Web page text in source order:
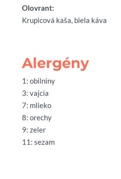
Olovrant:
Krupicová kaša, biela káva
Alergény
1: obilniny
3: vajcia
7: mlieko
8: orechy
9: zeler
11: sezam